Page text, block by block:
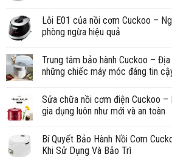
Lỗi E01 của nồi cơm Cuckoo –
phòng ngừa hiệu quả
Trung tâm bảo hành Cuckoo –
những chiếc máy móc đáng tin
Sửa chữa nồi cơm điện Cuckoo
gia dụng luôn như mới và an toàn
Bí Quyết Bảo Hành Nồi Cơm
Khi Sử Dụng Và Bảo Trì